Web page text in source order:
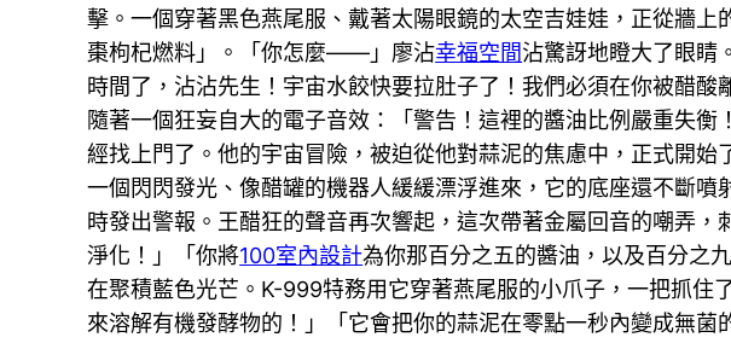
擊。一個穿著黑色燕尾服、戴著太陽眼鏡的太空吉娃娃，正從牆
棗枸杞燃料」。「你怎麼——」廖沾幸福空間沾驚訝地瞪大了眼睛
時間了，沾沾先生！宇宙水餃快要拉肚子了！我們必須在你被醋
隨著一個狂妄自大的電子音效：「警告！這裡的醬油比例嚴重失
經找上門了。他的宇宙冒險，被迫從他對蒜泥的焦慮中，正式開
一個閃閃發光、像醋罐的機器人緩緩漂浮進來，它的底座還不斷
時發出警報。王醋狂的聲音再次響起，這次帶著金屬回音的嘲弄
淨化！」「你將100室內設計為你那百分之五的醬油，以及百分之
在聚積藍色光芒。K-999特務用它穿著燕尾服的小爪子，一把抓住
來溶解有機發酵物的！」「它會把你的蒜泥在零點一秒內變成無